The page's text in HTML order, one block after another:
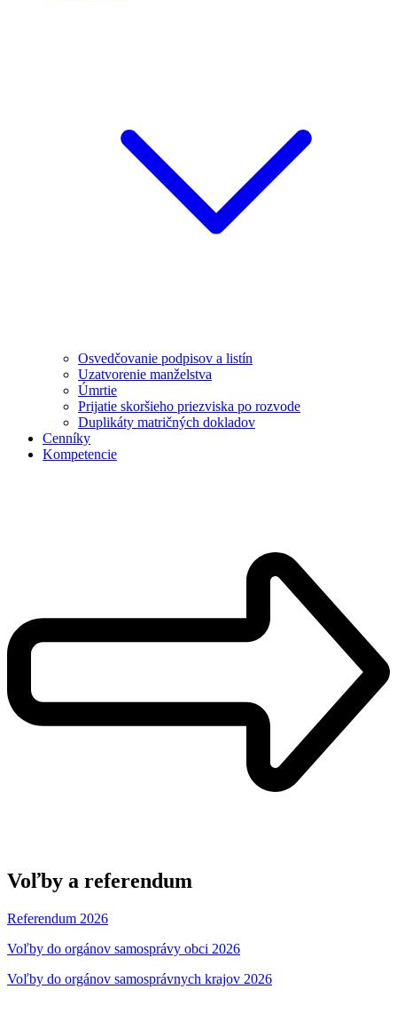
Osvedčovanie podpisov a listín
Uzatvorenie manželstva
Úmrtie
Prijatie skoršieho priezviska po rozvode
Duplikáty matričných dokladov
Cenníky
Kompetencie
Voľby a referendum
Referendum 2026
Voľby do orgánov samosprávy obci 2026
Voľby do orgánov samosprávnych krajov 2026